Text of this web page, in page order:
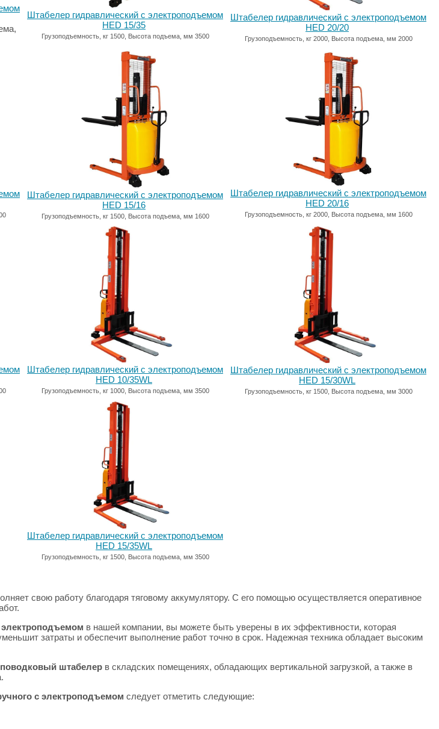
Штабелер гидравлический с электроподъемом
HED 15/35
Грузоподъемность, кг 1500, Высота подъема, мм 3500
Штабелер гидравлический с электроподъемом
HED 20/20
Грузоподъемность, кг 2000, Высота подъема, мм 2000
Штабелер гидравлический с электроподъемом
HED 15/16
Грузоподъемность, кг 1500, Высота подъема, мм 1600
Штабелер гидравлический с электроподъемом
HED 20/16
Грузоподъемность, кг 2000, Высота подъема, мм 1600
Штабелер гидравлический с электроподъемом
HED 10/35WL
Грузоподъемность, кг 1000, Высота подъема, мм 3500
Штабелер гидравлический с электроподъемом
HED 15/30WL
Грузоподъемность, кг 1500, Высота подъема, мм 3000
Штабелер гидравлический с электроподъемом
HED 15/35WL
Грузоподъемность, кг 1500, Высота подъема, мм 3500
свою работу благодаря тяговому аккумулятору. С его помощью осуществляется оперативное
в нашей компании, вы можете быть уверены в их эффективности, которая
затраты и обеспечит выполнение работ точно в срок. Надежная техника обладает высоким
поводковый штабелер в складских помещениях, обладающих вертикальной загрузкой, а также в
с электроподъемом следует отметить следующие: